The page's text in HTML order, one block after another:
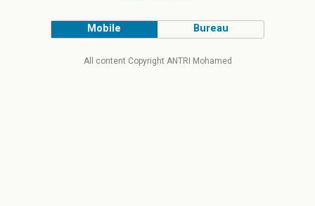
Mobile Bureau
All content Copyright ANTRI Mohamed